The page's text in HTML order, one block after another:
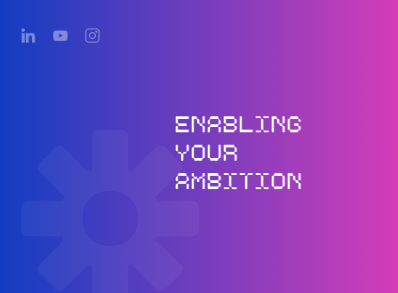
ENABLING
YOUR
AMBITION